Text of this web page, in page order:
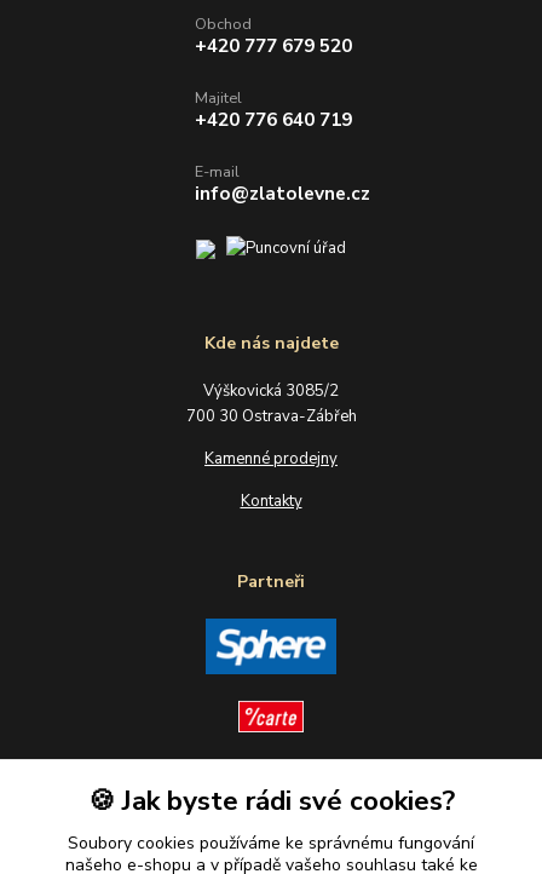
Kde nás najdete
Výškovická 3085/2
700 30 Ostrava-Zábřeh
Kamenné prodejny
Kontakty
Partneři
Sledujte nás
Obchod
+420 777 679 520
Majitel
+420 776 640 719
E-mail
info@zlatolevne.cz
🍪 Jak byste rádi své cookies?
Soubory cookies používáme ke správnému fungování
našeho e-shopu a v případě vašeho souhlasu také ke